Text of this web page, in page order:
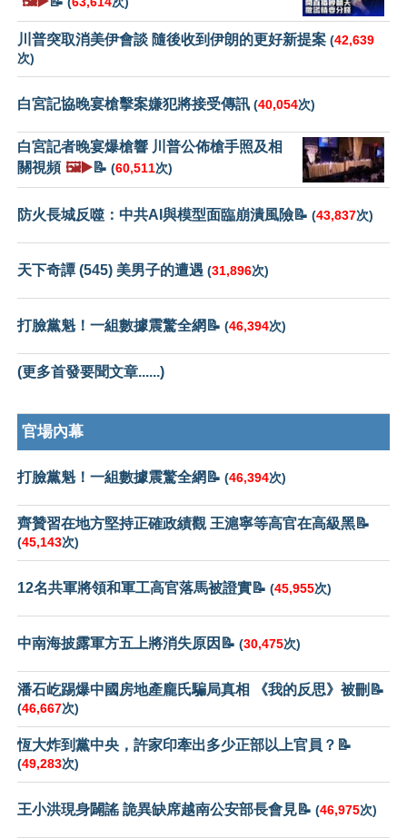
川普突取消美伊會談 隨後收到伊朗的更好新提案 (42,639
次)
白宮記協晚宴槍擊案嫌犯將接受傳訊 (40,054次)
白宮記者晚宴爆槍響 川普公佈槍手照及相
關視頻 🖼️▶️📝 (60,511次)
防火長城反噬：中共AI與模型面臨崩潰風險📝 (43,837次)
天下奇譚 (545) 美男子的遭遇 (31,896次)
打臉黨魁！一組數據震驚全網📝 (46,394次)
(更多首發要聞文章......)
官場內幕
打臉黨魁！一組數據震驚全網📝 (46,394次)
齊贊習在地方堅持正確政績觀 王滬寧等高官在高級黑📝
(45,143次)
12名共軍將領和軍工高官落馬被證實📝 (45,955次)
中南海披露軍方五上將消失原因📝 (30,475次)
潘石屹踢爆中國房地產龐氏騙局真相 《我的反思》被刪📝
(46,667次)
恆大炸到黨中央，許家印牽出多少正部以上官員？📝
(49,283次)
王小洪現身闢謠 詭異缺席越南公安部長會見📝 (46,975次)